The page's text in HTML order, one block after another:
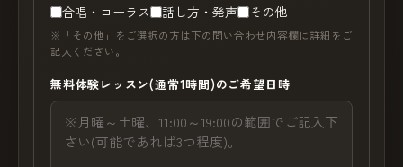
合唱・コーラス
話し方・発声 その他
※「その他」をご選択の方は下の問い合わせ内容欄に詳細をご
記入ください。
無料体験レッスン(通常1時間)のご希望日時